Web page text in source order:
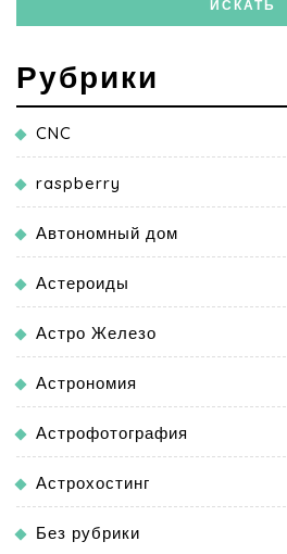
Рубрики
CNC
raspberry
Автономный дом
Астероиды
Астро Железо
Астрономия
Астрофотография
Астрохостинг
Без рубрики